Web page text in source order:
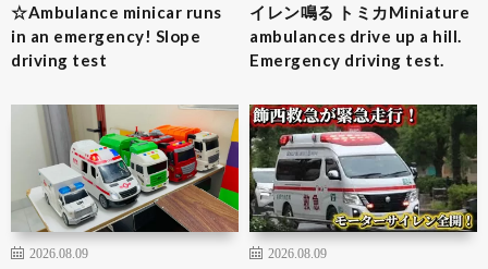
☆Ambulance minicar runs
in an emergency! Slope
driving test
イレン鳴る トミカMiniature
ambulances drive up a hill.
Emergency driving test.
2026.08.09 2026.08.09